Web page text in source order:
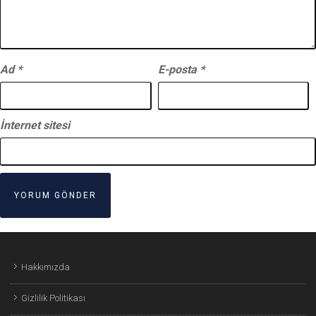
Ad * E-posta *
İnternet sitesi
Hakkımızda
Gizlilik Politikası